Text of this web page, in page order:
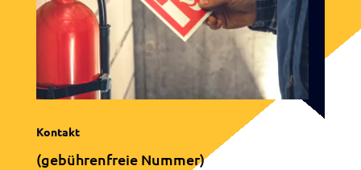
Kontakt
(gebührenfreie Nummer)